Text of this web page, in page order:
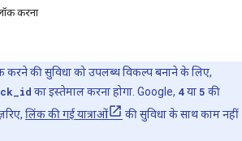
करना
करने की सुविधा को उपलब्ध विकल्प बनाने के लिए,
का इस्तेमाल करना होगा. Google, 4या5 की
लिंक की गई यात्राओं
की सुविधा के साथ काम नहीं